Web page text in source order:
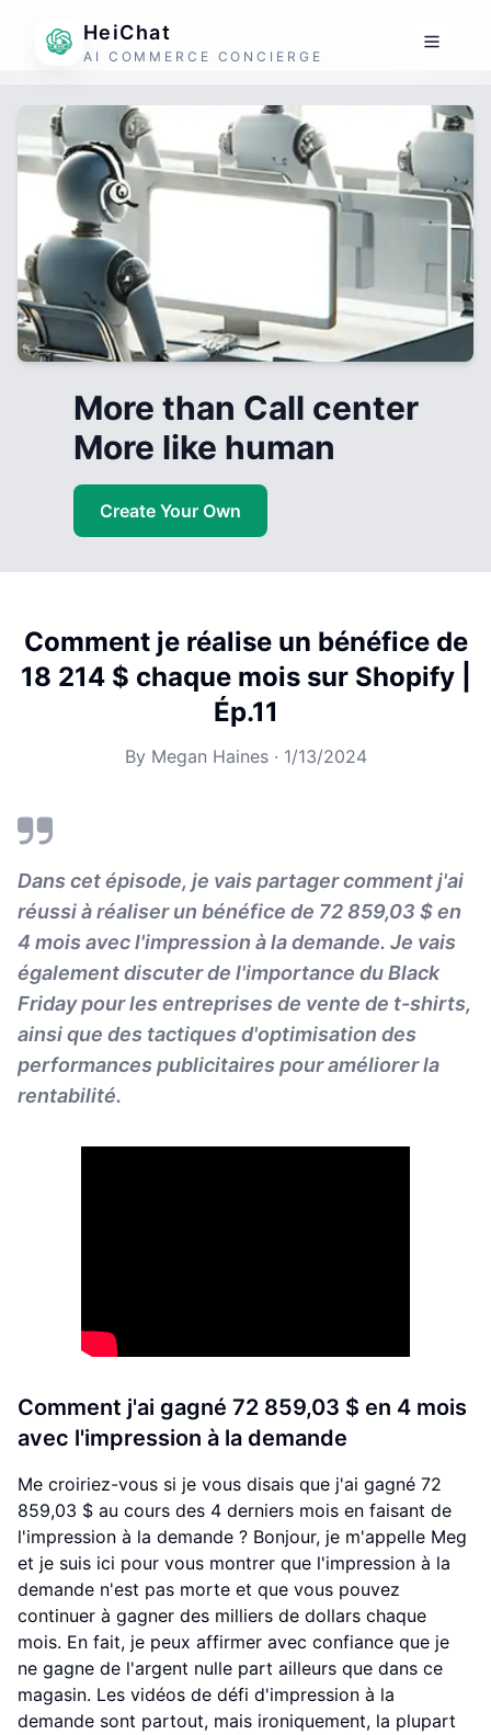
HeiChat
AI COMMERCE CONCIERGE
More than Call center
More like human
Create Your Own
Comment je réalise un bénéfice de
18 214 $ chaque mois sur Shopify |
Ép.11
By Megan Haines· 1/13/2024
Dans cet épisode, je vais partager comment j'ai
réussi à réaliser un bénéfice de 72 859,03 $ en
4 mois avec l'impression à la demande. Je vais
également discuter de l'importance du Black
Friday pour les entreprises de vente de t-shirts,
ainsi que des tactiques d'optimisation des
performances publicitaires pour améliorer la
rentabilité.
Comment j'ai gagné 72 859,03 $ en 4 mois
avec l'impression à la demande
Me croiriez-vous si je vous disais que j'ai gagné 72
859,03 $ au cours des 4 derniers mois en faisant de
l'impression à la demande ? Bonjour, je m'appelle Meg
et je suis ici pour vous montrer que l'impression à la
demande n'est pas morte et que vous pouvez
continuer à gagner des milliers de dollars chaque
mois. En fait, je peux affirmer avec confiance que je
ne gagne de l'argent nulle part ailleurs que dans ce
magasin. Les vidéos de défi d'impression à la
demande sont partout, mais ironiquement, la plupart